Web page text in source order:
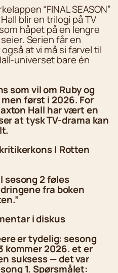
“FINAL SEASON”
blir en trilogi på TV
håpet på en lengre
Serien får en
at vi må si farvel til
universet bare én
som vil om Ruby og
først i 2026. For
Hall har vært en
at tysk TV-drama kan
| Rotten
sesong 2 føles
fra boken
i diskus
er tydelig: sesong
kommer 2026. et er
suksess — det var
1. Spørsmålet: